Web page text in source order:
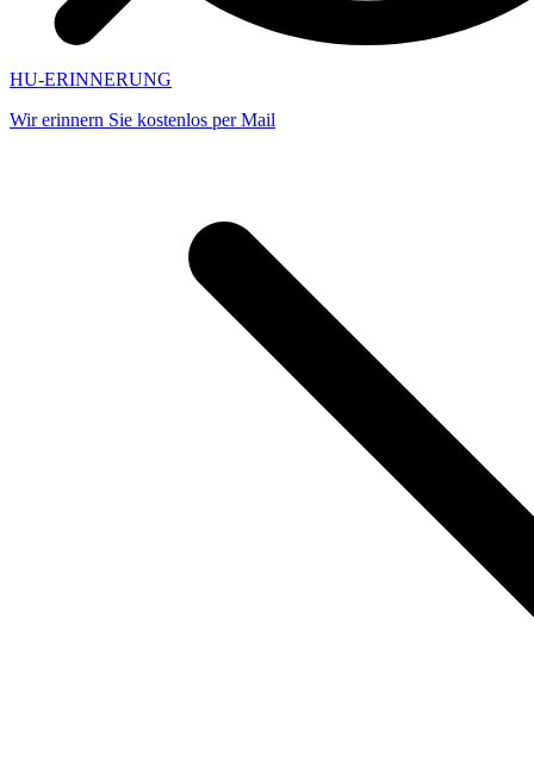
HU-ERINNERUNG
Wir erinnern Sie kostenlos per Mail